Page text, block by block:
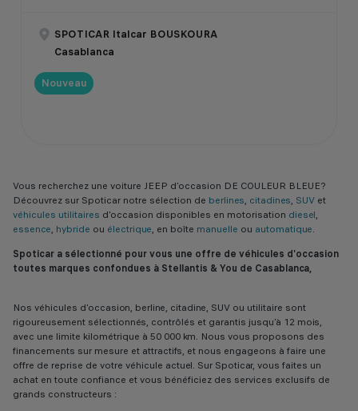
SPOTICAR Italcar BOUSKOURA
Casablanca
Nouveau
Vous recherchez une voiture JEEP d’occasion DE COULEUR BLEUE?
Découvrez sur Spoticar notre sélection de berlines, citadines, SUV et
véhicules utilitaires d'occasion disponibles en motorisation diesel,
essence, hybride ou électrique, en boîte manuelle ou automatique.
Spoticar a sélectionné pour vous une offre de véhicules d'occasion
toutes marques confondues à Stellantis & You de Casablanca,
Nos véhicules d’occasion, berline, citadine, SUV ou utilitaire sont
rigoureusement sélectionnés, contrôlés et garantis jusqu’à 12 mois,
avec une limite kilométrique à 50 000 km. Nous vous proposons des
financements sur mesure et attractifs, et nous engageons à faire une
offre de reprise de votre véhicule actuel. Sur Spoticar, vous faites un
achat en toute confiance et vous bénéficiez des services exclusifs de
grands constructeurs :